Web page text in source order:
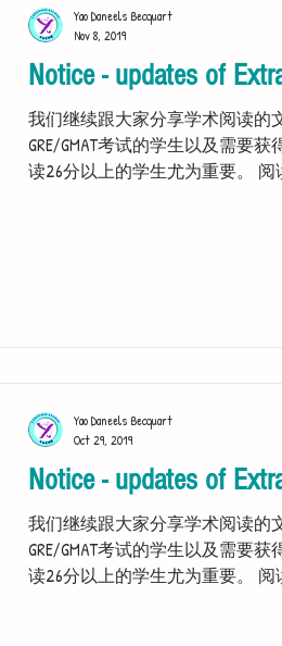
Notice - updates of
我们继续跟大家分享学术阅读的
GRE/GMAT考试的学生以及需要获
读26分以上的学生尤为重要。 阅
Yao Daneels Becquart
Nov 8, 2019
Notice - updates of
我们继续跟大家分享学术阅读的
GRE/GMAT考试的学生以及需要获
读26分以上的学生尤为重要。 阅
Yao Daneels Becquart
Oct 29, 2019